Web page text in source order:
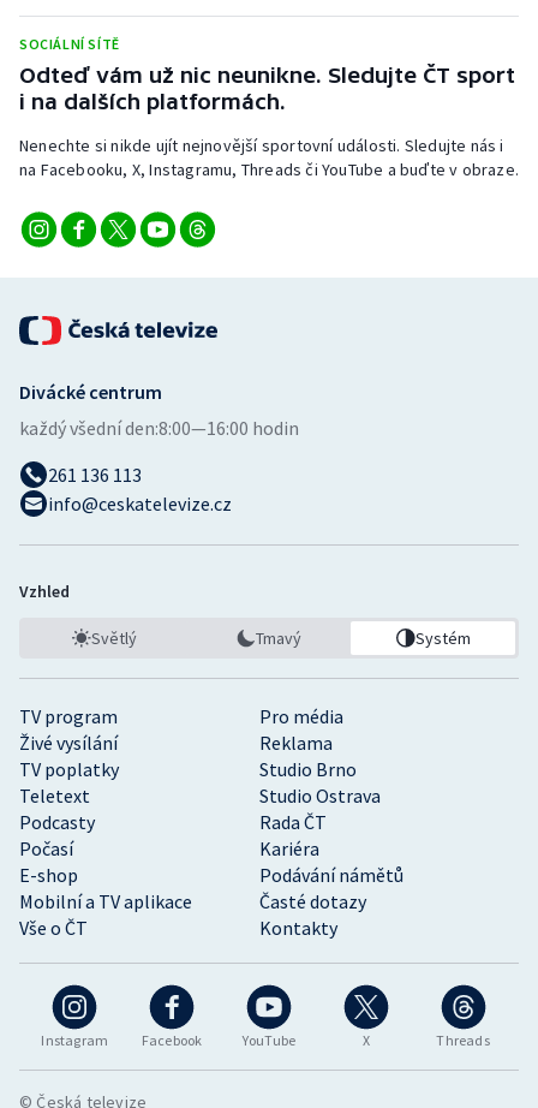
Stolní tenis
Triatlon
Veslování
Vodní slalom
Volejbal
Ostatní
SOCIÁLNÍ SÍTĚ
Odteď vám už nic neunikne. Sledujte ČT sport
i na dalších platformách.
Nenechte si nikde ujít nejnovější sportovní události. Sledujte nás i
na Facebooku, X, Instagramu, Threads či YouTube a buďte v obraze.
Instagram Facebook YouTube X Threads
TV program
Pro média
Živé vysílání
Reklama
TV poplatky
Studio Brno
Teletext
Studio Ostrava
Podcasty
Rada ČT
Počasí
Kariéra
E-shop
Podávání námětů
Mobilní a TV aplikace
Časté dotazy
Vše o ČT
Kontakty
Divácké centrum
každý všední den:8:00—16:00 hodin
261 136 113
info@ceskatelevize.cz
Vzhled
Světlý Tmavý Systém
© Česká televize